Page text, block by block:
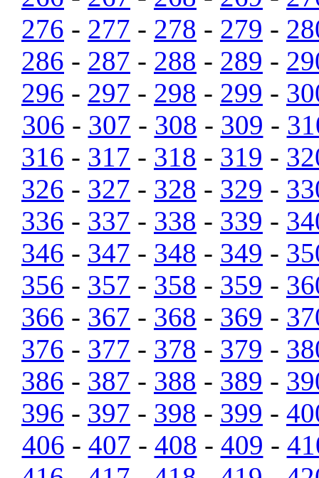
276 - 277 - 278 - 279 -
286 - 287 - 288 - 289 -
296 - 297 - 298 - 299 -
306 - 307 - 308 - 309 -
316 - 317 - 318 - 319 -
326 - 327 - 328 - 329 -
336 - 337 - 338 - 339 -
346 - 347 - 348 - 349 -
356 - 357 - 358 - 359 -
366 - 367 - 368 - 369 -
376 - 377 - 378 - 379 -
386 - 387 - 388 - 389 -
396 - 397 - 398 - 399 -
406 - 407 - 408 - 409 -